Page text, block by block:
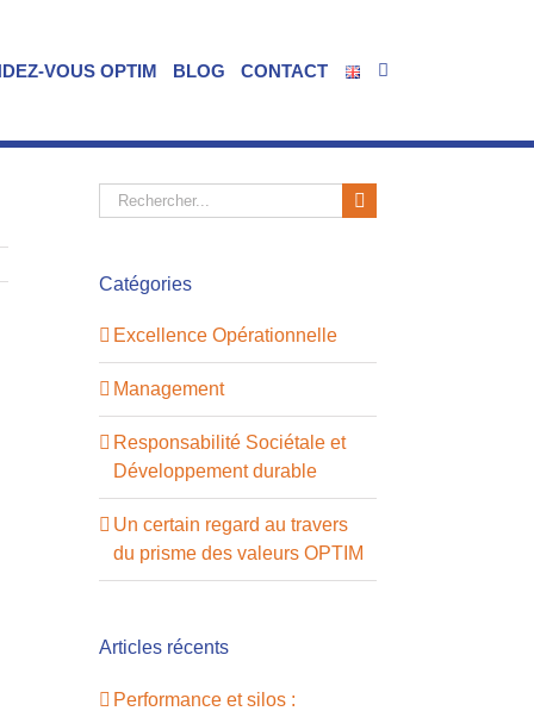
VOUS OPTIM BLOG CONTACT
Rechercher:
Catégories
Excellence Opérationnelle
Management
Responsabilité Sociétale et
Développement durable
Un certain regard au travers
du prisme des valeurs OPTIM
Articles récents
Performance et silos :